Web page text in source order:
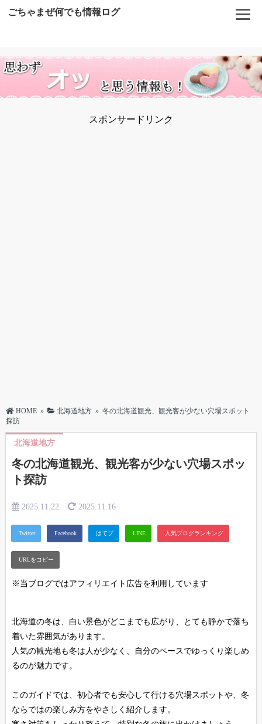
ごちゃまぜ何でも情報ログ
スポンサードリンク
HOME » 北海道地方 » 冬の北海道観光、観光客が少ない穴場スポット
探訪
北海道地方
冬の北海道観光、観光客が少ない穴場スポッ
ト探訪
2025.11.22 2025.11.16
※当ブログではアフィリエイト広告を利用しています
北海道の冬は、白い景色がどこまでも広がり、とても静かで落ち
着いた雰囲気があります。
人気の観光地も冬は人が少なく、自分のペースでゆっくり楽しめ
るのが魅力です。
このガイドでは、初心者でも安心して行ける穴場スポットや、冬
ならではの楽しみ方をやさしく紹介します。